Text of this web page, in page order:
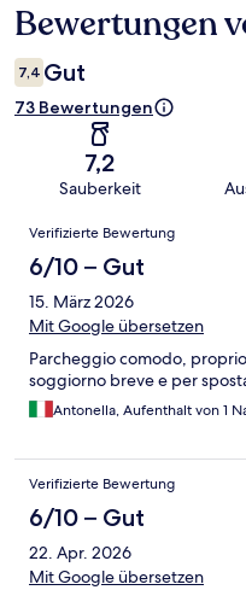
Bewertungen
Bewertungen
7,4 Gut
73 Bewertungen
7,2
Sauberkeit
Bewertungen
Verifizierte Bewertung
6/10 – Gut
15. März 2026
Mit Google übersetzen
Parcheggio comodo,
soggiorno breve e per
Antonella, Aufenthalt von 1
Verifizierte Bewertung
6/10 – Gut
22. Apr. 2026
Mit Google übersetzen